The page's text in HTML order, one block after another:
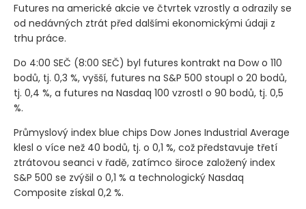
Futures na americké akcie ve čtvrtek vzrostly a odrazily se
od nedávných ztrát před dalšími ekonomickými údaji z
trhu práce.
Do 4:00 SEČ (8:00 SEČ) byl futures kontrakt na Dow o 110
bodů, tj. 0,3 %, vyšší, futures na S&P 500 stoupl o 20 bodů,
tj. 0,4 %, a futures na Nasdaq 100 vzrostl o 90 bodů, tj. 0,5
%.
Průmyslový index blue chips Dow Jones Industrial Average
klesl o více než 40 bodů, tj. o 0,1 %, což představuje třetí
ztrátovou seanci v řadě, zatímco široce založený index
S&P 500 se zvýšil o 0,1 % a technologický Nasdaq
Composite získal 0,2 %.